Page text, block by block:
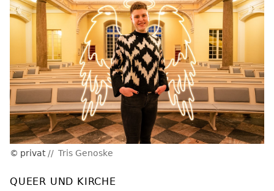
privat Tris Genoske
QUEER UND KIRCHE